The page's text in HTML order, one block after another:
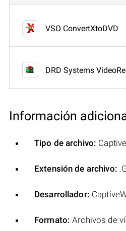
VSO ConvertXtoDVD
DRD Systems
Información
Tipo de archivo:
Extensión de archivo:
Desarrollador:
Formato: Archivos de